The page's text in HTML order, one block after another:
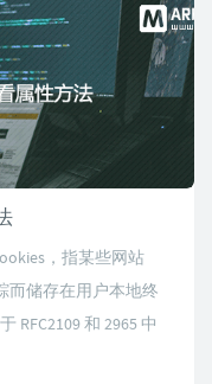
，指某些网站
而储存在用户本地终
RFC2109 和 2965 中